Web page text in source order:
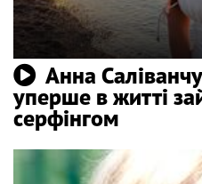
Анна
уперше в житті
серфінгом